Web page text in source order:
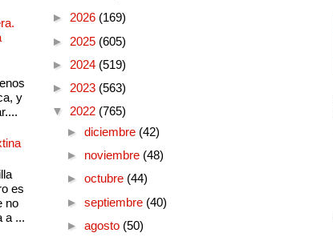
y
es
no
a ...
► 2026 (169)
► 2025 (605)
► 2024 (519)
► 2023 (563)
▼ 2022 (765)
► diciembre (42)
► noviembre (48)
► octubre (44)
► septiembre (40)
► agosto (50)